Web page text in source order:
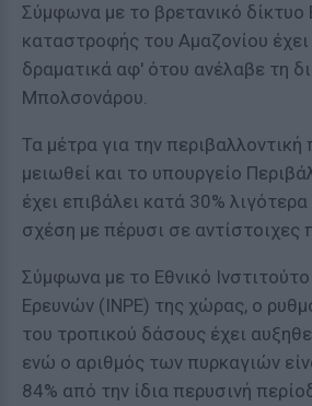
Σύμφωνα με το βρετανικό δίκτυο
καταστροφής του Αμαζονίου έχει
δραματικά αφ' ότου ανέλαβε τη
Μπολσονάρου.
Τα μέτρα για την
μειωθεί και το υπουργείο
έχει επιβάλει κατά 30%
σχέση με πέρυσι σε αντίστοιχες
Σύμφωνα με το Εθνικό
Ερευνών (ΙΝΡΕ) της χώρας, ο
του τροπικού δάσους έχει
ενώ ο αριθμός των πυρκαγιών
84% από την ίδια περυσινή